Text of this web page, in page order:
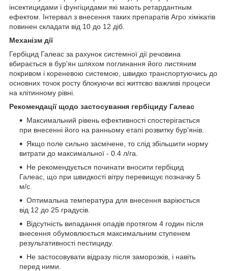
інсектицидами і фунгіцидами які мають ретардантным
ефектом. Інтервал з внесення таких препаратів Агро хімікатів
повинен складати від 10 до 12 діб.
Механізм дії
Гербіцид Галеас за рахунок системної дії речовина
вбирається в бур'ян шляхом поглинання його листяним
покривом і кореневою системою, швидко транспортуючись до
основних точок росту блокуючи всі життєво важливі процеси
на клітинному рівні.
Рекомендації щодо застосування гербіциду Галеас
Максимальний рівень ефективності спостерігається
при внесенні його на ранньому етапі розвитку бур'янів.
Якщо поле сильно засмічене, то слід збільшити норму
витрати до максимальної - 0.4 л/га.
Не рекомендується починати вносити гербіцид
Галеас, що при швидкості вітру перевищує позначку 5
м/с.
Оптимальна температура для внесення варіюється
від 12 до 25 градусів.
Відсутність випадання опадів протягом 4 годин після
внесення обумовлюється максимальним ступенем
результативності пестициду.
Не застосовувати відразу після заморозків, і навіть
перед ними.